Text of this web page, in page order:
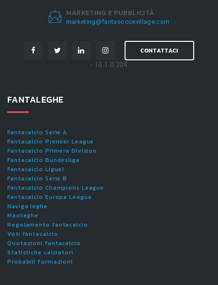
MARKETING E PUBBLICITÀ
marketing@fantasoccevillage.com
CONTATTACI
- 10.1.0.204
FANTALEGHE
Fantacalcio Serie A
Fantacalcio Premier League
Fantacalcio Primera Division
Fantacalcio Bundesliga
Fantacalcio Ligue1
Fantacalcio Serie B
Fantacalcio Champions League
Fantacalcio Europa League
Naviga leghe
Maxileghe
Regolamento fantacalcio
Voti fantacalcio
Quotazioni fantacalcio
Statistiche calciatori
Probabili formazioni